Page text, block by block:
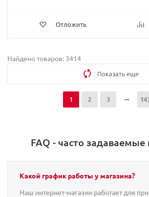
Отложить
Найдено товаров: 3414
Показать еще
1 2 3
FAQ - часто
Какой график работы у магазина?
Наш интернет-магазин работает для